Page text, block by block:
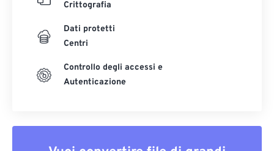
Crittografia
Dati protetti
Centri
Controllo degli accessi e
Autenticazione